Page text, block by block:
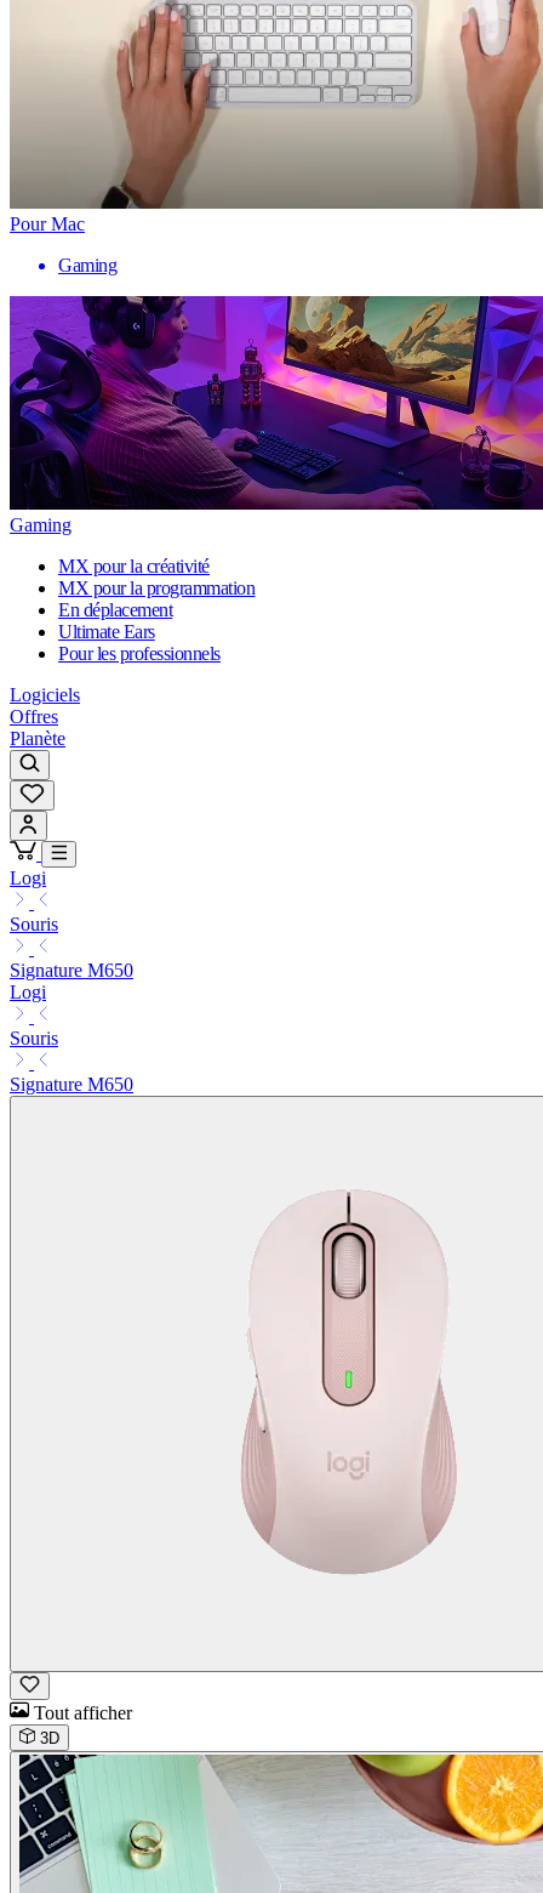
Pour Mac
Gaming
Gaming
MX pour la créativité
MX pour la programmation
En déplacement
Ultimate Ears
Pour les professionnels
Logiciels
Offres
Planète
Logi
Souris
Signature M650
Logi
Souris
Signature M650
Tout afficher
3D